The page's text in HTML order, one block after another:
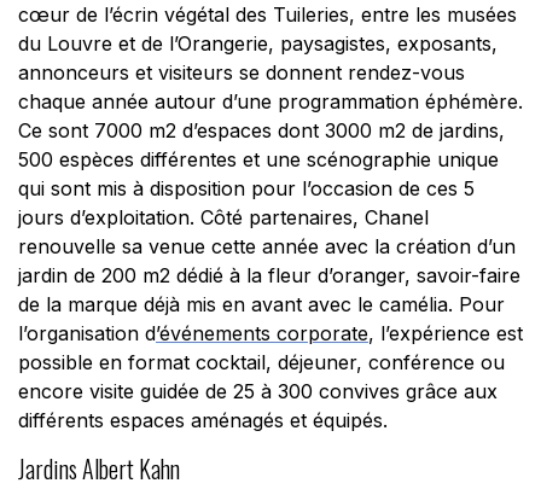
cœur de l’écrin végétal des Tuileries, entre les musées
du Louvre et de l’Orangerie, paysagistes, exposants,
annonceurs et visiteurs se donnent rendez-vous
chaque année autour d’une programmation éphémère.
Ce sont 7000 m2 d’espaces dont 3000 m2 de jardins,
500 espèces différentes et une scénographie unique
qui sont mis à disposition pour l’occasion de ces 5
jours d’exploitation. Côté partenaires, Chanel
renouvelle sa venue cette année avec la création d’un
jardin de 200 m2 dédié à la fleur d’oranger, savoir-faire
de la marque déjà mis en avant avec le camélia. Pour
l’organisation d’événements corporate, l’expérience est
possible en format cocktail, déjeuner, conférence ou
encore visite guidée de 25 à 300 convives grâce aux
différents espaces aménagés et équipés.
Jardins Albert Kahn